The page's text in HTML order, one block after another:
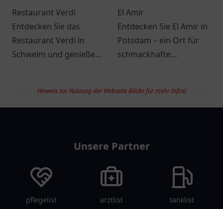
Restaurant Verdi
Entdecken Sie das
Restaurant Verdi in
Schwelm und genießen
italienischen Küche in
einer einladenden
El Amir
Entdecken Sie El Amir in
Potsdam – ein Ort für
schmackhafte
gemütlicher
Atmosphäre.
Hinweis zur Nutzung der Webseite (klicke für mehr Infos)
Unsere Partner
pflegelist arztlist tanklist